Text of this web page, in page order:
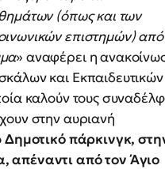
(όπως και των
επιστημών) από
» αναφέρει η
και Εκπαιδευτικών
καλούν τους
στην αυριανή
Δημοτικό πάρκινγκ,
από τον Άγιο